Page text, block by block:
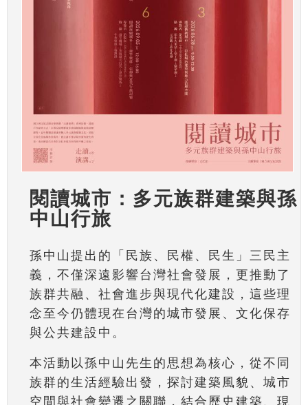
閱讀城市：多元族群建築與孫
中山行旅
孫中山提出的「民族、民權、民生」三民主
義，不僅深遠影響台灣社會發展，更推動了
族群共融、社會進步與現代化建設，這些理
念至今仍體現在台灣的城市發展、文化保存
與公共建設中。
本活動以孫中山先生的思想為核心，從不同
族群的生活經驗出發，探討建築風貌、城市
空間與社會變遷之關聯，結合歷史建築、現